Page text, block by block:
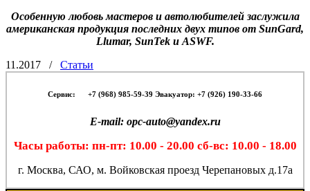
Особенную любовь мастеров и автолюбителей заслужила
американская продукция последних двух типов от SunGard,
Llumar, SunTek и ASWF.
11.2017
/ Статьи
Сервис: +7 (968) 985-59-39 Эвакуатор: +7 (926) 190-33-66
E-mail: opc-auto@yandex.ru
Часы работы: пн-пт: 10.00 - 20.00 сб-вс: 10.00 - 18.00
г. Москва, САО, м. Войковская проезд Черепановых д.17а